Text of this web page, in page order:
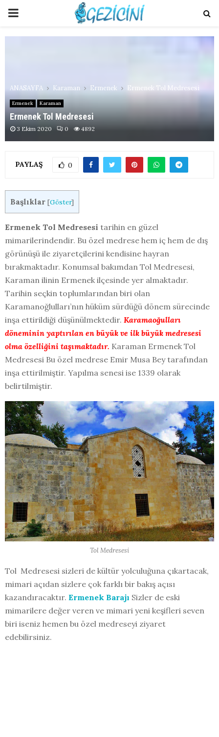
PRIMARY
MENU
ANASAYFA Karaman Ermenek Ermenek Tol Medresesi
Ermenek Karaman
Ermenek Tol Medresesi
3 Ekim 2020 0 4892
PAYLAŞ 0
Başlıklar [Göster]
Ermenek Tol Medresesi tarihin en güzel
mimarilerindendir. Bu özel medrese hem iç hem de dış
görünüşü ile ziyaretçilerini kendisine hayran
bırakmaktadır. Konumsal bakımdan Tol Medresesi,
Karaman ilinin Ermenek ilçesinde yer almaktadır.
Tarihin seçkin toplumlarından biri olan
Karamanoğlulları’nın hüküm sürdüğü dönem sürecinde
inşa ettirildiği düşünülmektedir. Karamaoğulları
döneminin yaptırılan en büyük ve ilk büyük medresesi
olma özelliğini taşımaktadır. Karaman Ermenek Tol
Medresesi Bu özel medrese Emir Musa Bey tarafından
inşa ettirilmiştir. Yapılma senesi ise 1339 olarak
belirtilmiştir.
Tol Medresesi
Tol Medresesi sizleri de kültür yolculuğuna çıkartacak,
mimari açıdan sizlere çok farklı bir bakış açısı
kazandıracaktır. Ermenek Barajı Sizler de eski
mimarilere değer veren ve mimari yeni keşifleri seven
biri iseniz hemen bu özel medreseyi ziyaret
edebilirsiniz.